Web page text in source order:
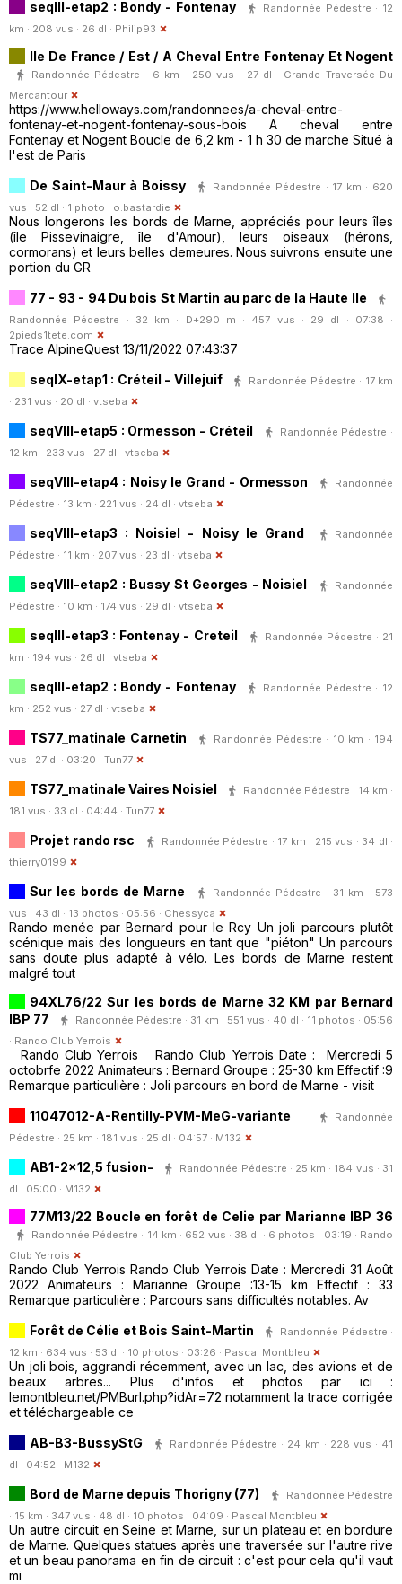
seqIII-etap2 : Bondy - Fontenay
Randonnée Pédestre · 12
km · 208 vus · 26 dl · Philip93
Ile De France / Est / A Cheval Entre Fontenay Et Nogent
Randonnée Pédestre · 6 km · 250 vus · 27 dl · Grande Traversée Du
Mercantour
https://www.helloways.com/randonnees/a-cheval-entre-
fontenay-et-nogent-fontenay-sous-bois A cheval entre
Fontenay et Nogent Boucle de 6,2 km - 1 h 30 de marche Situé à
l'est de Paris
De Saint-Maur à Boissy
Randonnée Pédestre · 17 km · 620
vus · 52 dl · 1 photo · o.bastardie
Nous longerons les bords de Marne, appréciés pour leurs îles
(île Pissevinaigre, île d'Amour), leurs oiseaux (hérons,
cormorans) et leurs belles demeures. Nous suivrons ensuite une
portion du GR
77 - 93 - 94 Du bois St Martin au parc de la Haute Ile
Randonnée Pédestre · 32 km · D+290 m · 457 vus · 29 dl · 07:38 ·
2pieds1tete.com
Trace AlpineQuest 13/11/2022 07:43:37
seqIX-etap1 : Créteil - Villejuif
Randonnée Pédestre · 17 km
· 231 vus · 20 dl · vtseba
seqVIII-etap5 : Ormesson - Créteil
Randonnée Pédestre ·
12 km · 233 vus · 27 dl · vtseba
seqVIII-etap4 : Noisy le Grand - Ormesson
Randonnée
Pédestre · 13 km · 221 vus · 24 dl · vtseba
seqVIII-etap3 : Noisiel - Noisy le Grand
Randonnée
Pédestre · 11 km · 207 vus · 23 dl · vtseba
seqVIII-etap2 : Bussy St Georges - Noisiel
Randonnée
Pédestre · 10 km · 174 vus · 29 dl · vtseba
seqIII-etap3 : Fontenay - Creteil
Randonnée Pédestre · 21
km · 194 vus · 26 dl · vtseba
seqIII-etap2 : Bondy - Fontenay
Randonnée Pédestre · 12
km · 252 vus · 27 dl · vtseba
TS77_matinale Carnetin
Randonnée Pédestre · 10 km · 194
vus · 27 dl · 03:20 · Tun77
TS77_matinale Vaires Noisiel
Randonnée Pédestre · 14 km ·
181 vus · 33 dl · 04:44 · Tun77
Projet rando rsc
Randonnée Pédestre · 17 km · 215 vus · 34 dl ·
thierry0199
Sur les bords de Marne
Randonnée Pédestre · 31 km · 573
vus · 43 dl · 13 photos · 05:56 · Chessyca
Rando menée par Bernard pour le Rcy Un joli parcours plutôt
scénique mais des longueurs en tant que "piéton" Un parcours
sans doute plus adapté à vélo. Les bords de Marne restent
malgré tout
94XL76/22 Sur les bords de Marne 32 KM par Bernard
IBP 77
Randonnée Pédestre · 31 km · 551 vus · 40 dl · 11 photos · 05:56
· Rando Club Yerrois
Rando Club Yerrois Rando Club Yerrois Date : Mercredi 5
octobrfe 2022 Animateurs : Bernard Groupe : 25-30 km Effectif :9
Remarque particulière : Joli parcours en bord de Marne - visit
11047012-A-Rentilly-PVM-MeG-variante
Randonnée
Pédestre · 25 km · 181 vus · 25 dl · 04:57 · M132
AB1-2x12,5 fusion-
Randonnée Pédestre · 25 km · 184 vus · 31
dl · 05:00 · M132
77M13/22 Boucle en forêt de Celie par Marianne IBP 36
Randonnée Pédestre · 14 km · 652 vus · 38 dl · 6 photos · 03:19 · Rando
Club Yerrois
Rando Club Yerrois Rando Club Yerrois Date : Mercredi 31 Août
2022 Animateurs : Marianne Groupe :13-15 km Effectif : 33
Remarque particulière : Parcours sans difficultés notables. Av
Forêt de Célie et Bois Saint-Martin
Randonnée Pédestre ·
12 km · 634 vus · 53 dl · 10 photos · 03:26 · Pascal Montbleu
Un joli bois, aggrandi récemment, avec un lac, des avions et de
beaux arbres... Plus d'infos et photos par ici :
lemontbleu.net/PMBurl.php?idAr=72 notamment la trace corrigée
et téléchargeable ce
AB-B3-BussyStG
Randonnée Pédestre · 24 km · 228 vus · 41
dl · 04:52 · M132
Bord de Marne depuis Thorigny (77)
Randonnée Pédestre
· 15 km · 347 vus · 48 dl · 10 photos · 04:09 · Pascal Montbleu
Un autre circuit en Seine et Marne, sur un plateau et en bordure
de Marne. Quelques statues après une traversée sur l'autre rive
et un beau panorama en fin de circuit : c'est pour cela qu'il vaut
mi